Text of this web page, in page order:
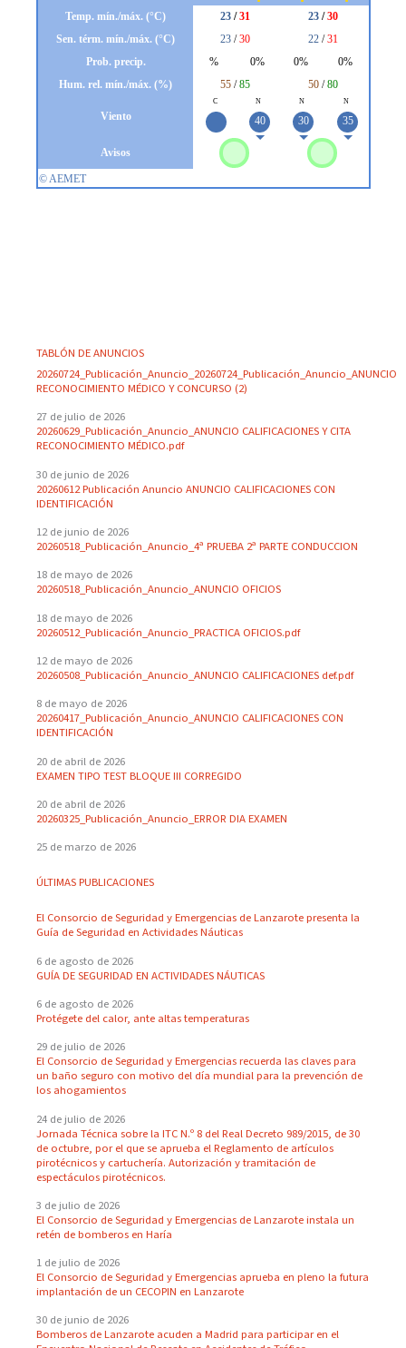
TABLÓN DE ANUNCIOS
20260724_Publicación_Anuncio_20260724_Publicación_Anuncio_ANUNCIO
RECONOCIMIENTO MÉDICO Y CONCURSO (2)
27 de julio de 2026
20260629_Publicación_Anuncio_ANUNCIO CALIFICACIONES Y CITA
RECONOCIMIENTO MÉDICO.pdf
30 de junio de 2026
20260612 Publicación Anuncio ANUNCIO CALIFICACIONES CON
IDENTIFICACIÓN
12 de junio de 2026
20260518_Publicación_Anuncio_4ª PRUEBA 2ª PARTE CONDUCCION
18 de mayo de 2026
20260518_Publicación_Anuncio_ANUNCIO OFICIOS
18 de mayo de 2026
20260512_Publicación_Anuncio_PRACTICA OFICIOS.pdf
12 de mayo de 2026
20260508_Publicación_Anuncio_ANUNCIO CALIFICACIONES def.pdf
8 de mayo de 2026
20260417_Publicación_Anuncio_ANUNCIO CALIFICACIONES CON
IDENTIFICACIÓN
20 de abril de 2026
EXAMEN TIPO TEST BLOQUE III CORREGIDO
20 de abril de 2026
20260325_Publicación_Anuncio_ERROR DIA EXAMEN
25 de marzo de 2026
ÚLTIMAS PUBLICACIONES
El Consorcio de Seguridad y Emergencias de Lanzarote presenta la
Guía de Seguridad en Actividades Náuticas
6 de agosto de 2026
GUÍA DE SEGURIDAD EN ACTIVIDADES NÁUTICAS
6 de agosto de 2026
Protégete del calor, ante altas temperaturas
29 de julio de 2026
El Consorcio de Seguridad y Emergencias recuerda las claves para
un baño seguro con motivo del día mundial para la prevención de
los ahogamientos
24 de julio de 2026
Jornada Técnica sobre la ITC N.º 8 del Real Decreto 989/2015, de 30
de octubre, por el que se aprueba el Reglamento de artículos
pirotécnicos y cartuchería. Autorización y tramitación de
espectáculos pirotécnicos.
3 de julio de 2026
El Consorcio de Seguridad y Emergencias de Lanzarote instala un
retén de bomberos en Haría
1 de julio de 2026
El Consorcio de Seguridad y Emergencias aprueba en pleno la futura
implantación de un CECOPIN en Lanzarote
30 de junio de 2026
Bomberos de Lanzarote acuden a Madrid para participar en el